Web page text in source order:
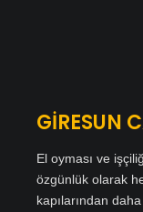
GİRESUN
El oyması ve
özgünlük olarak
kapılarından